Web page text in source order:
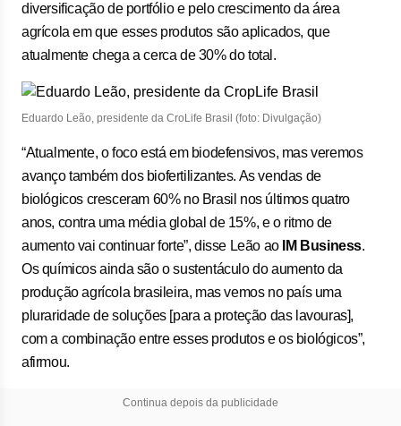
diversificação de portfólio e pelo crescimento da área
agrícola em que esses produtos são aplicados, que
atualmente chega a cerca de 30% do total.
Eduardo Leão, presidente da CroLife Brasil (foto: Divulgação)
“Atualmente, o foco está em biodefensivos, mas veremos
avanço também dos biofertilizantes. As vendas de
biológicos cresceram 60% no Brasil nos últimos quatro
anos, contra uma média global de 15%, e o ritmo de
aumento vai continuar forte”, disse Leão ao IM Business.
Os químicos ainda são o sustentáculo do aumento da
produção agrícola brasileira, mas vemos no país uma
pluraridade de soluções [para a proteção das lavouras],
com a combinação entre esses produtos e os biológicos”,
afirmou.
Continua depois da publicidade